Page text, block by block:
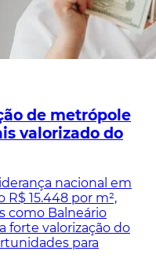
de metrópole
valorizado do
nacional em
15.448 por m²,
como Balneário
forte valorização do
para